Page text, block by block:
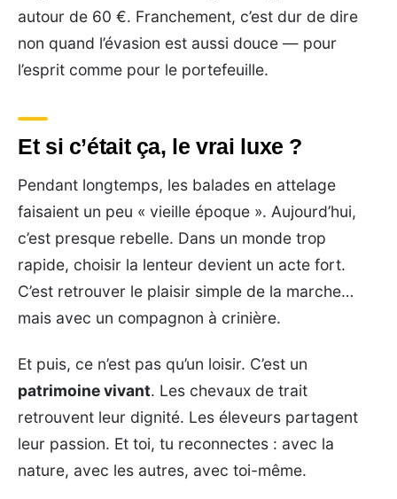
autour de 60 €. Franchement, c’est dur de dire
non quand l’évasion est aussi douce — pour
l’esprit comme pour le portefeuille.
Et si c’était ça, le vrai luxe ?
Pendant longtemps, les balades en attelage
faisaient un peu « vieille époque ». Aujourd’hui,
c’est presque rebelle. Dans un monde trop
rapide, choisir la lenteur devient un acte fort.
C’est retrouver le plaisir simple de la marche…
mais avec un compagnon à crinière.
Et puis, ce n’est pas qu’un loisir. C’est un
patrimoine vivant. Les chevaux de trait
retrouvent leur dignité. Les éleveurs partagent
leur passion. Et toi, tu reconnectes : avec la
nature, avec les autres, avec toi-même.